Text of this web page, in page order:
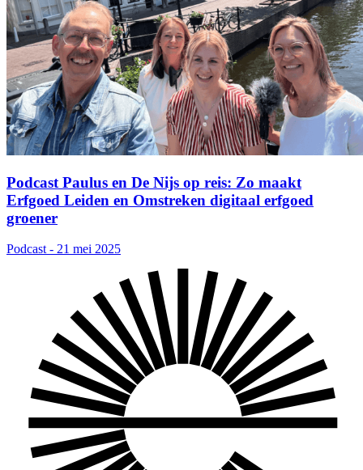
Podcast Paulus en De Nijs op reis: Zo maakt
Erfgoed Leiden en Omstreken digitaal erfgoed
groener
Podcast - 21 mei 2025